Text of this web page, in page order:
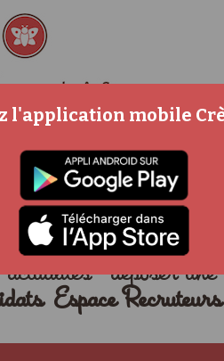
actualités
déposer une
Espace Recruteurs
l'application mobile